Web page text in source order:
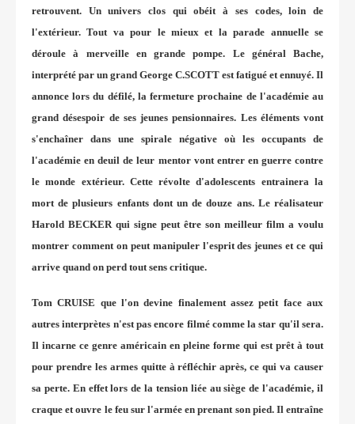
retrouvent. Un univers clos qui obéit à ses codes, loin de
l'extérieur. Tout va pour le mieux et la parade annuelle se
déroule à merveille en grande pompe. Le général Bache,
interprété par un grand George C.SCOTT est fatigué et ennuyé. Il
annonce lors du défilé, la fermeture prochaine de l'académie au
grand désespoir de ses jeunes pensionnaires. Les éléments vont
s'enchaîner dans une spirale négative où les occupants de
l'académie en deuil de leur mentor vont entrer en guerre contre
le monde extérieur. Cette révolte d'adolescents entrainera la
mort de plusieurs enfants dont un de douze ans. Le réalisateur
Harold BECKER qui signe peut être son meilleur film a voulu
montrer comment on peut manipuler l'esprit des jeunes et ce qui
arrive quand on perd tout sens critique.
Tom CRUISE que l'on devine finalement assez petit face aux
autres interprètes n'est pas encore filmé comme la star qu'il sera.
Il incarne ce genre américain en pleine forme qui est prêt à tout
pour prendre les armes quitte à réfléchir après, ce qui va causer
sa perte. En effet lors de la tension liée au siège de l'académie, il
craque et ouvre le feu sur l'armée en prenant son pied. Il entraîne